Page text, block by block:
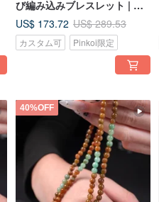
び編み込みブレスレット | 天
然ミャンマー産 A 貨翡翠 | ギ
フトに
US$ 173.72 US$ 289.53
カスタム可 Pinkoi限定
40%OFF